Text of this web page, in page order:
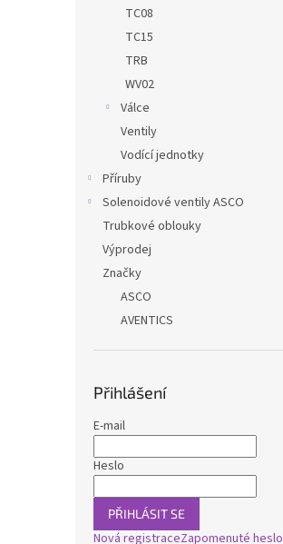
TC08
TC15
TRB
WV02
Válce
Ventily
Vodící jednotky
Příruby
Solenoidové ventily ASCO
Trubkové oblouky
Výprodej
Značky
ASCO
AVENTICS
Přihlášení
E-mail
Heslo
PŘIHLÁSIT SE
Nová registraceZapomenuté heslo